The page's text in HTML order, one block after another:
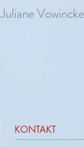
Juliane
KONTAKT